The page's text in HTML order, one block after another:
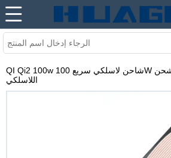
QI Qi2 100w شاحن لاسلكي سريع 100W تخصيص وحدة استقبال الشحن
اللاسلكي